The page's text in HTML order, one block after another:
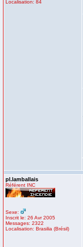
Localisation: 84
pl.lamballais
Référent INC
Sexe:
Inscrit le: 26 Avr 2005
Messages: 2322
Localisation: Brasilia (Brésil)